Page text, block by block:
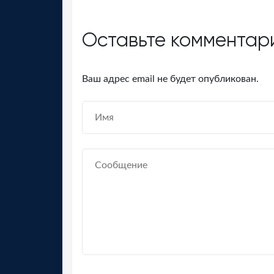
Оставьте
Ваш адрес email не будет опубликован.